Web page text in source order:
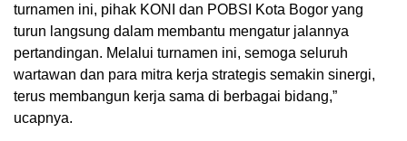
turnamen ini, pihak KONI dan POBSI Kota Bogor yang
turun langsung dalam membantu mengatur jalannya
pertandingan. Melalui turnamen ini, semoga seluruh
wartawan dan para mitra kerja strategis semakin sinergi,
terus membangun kerja sama di berbagai bidang,”
ucapnya.